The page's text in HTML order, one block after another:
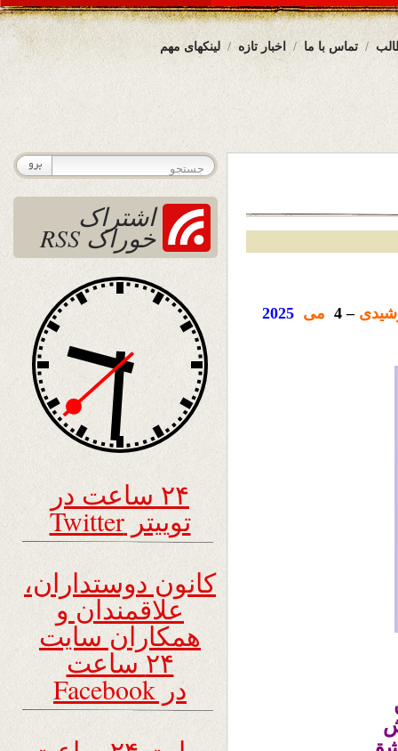
لینکهای مهم اخبار تازه تماس با ما
– 4 می 2025
اشتراک
خوراک RSS
۲۴ ساعت در
توییتر Twitter
کانون دوستداران،
علاقمندان و
همکاران سایت
۲۴ ساعت
در Facebook